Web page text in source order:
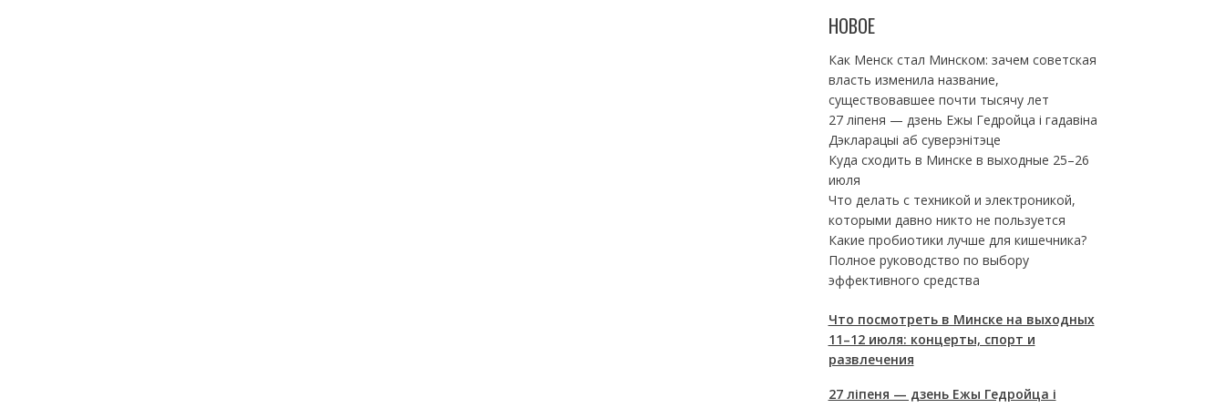
НОВОЕ
Как Менск стал Минском: зачем советская
власть изменила название,
существовавшее почти тысячу лет
27 ліпеня — дзень Ежы Гедройца і гадавіна
Дэкларацыі аб суверэнітэце
Куда сходить в Минске в выходные 25–26
июля
Что делать с техникой и электроникой,
которыми давно никто не пользуется
Какие пробиотики лучше для кишечника?
Полное руководство по выбору
эффективного средства
Что посмотреть в Минске на выходных
11–12 июля: концерты, спорт и
развлечения
27 ліпеня — дзень Ежы Гедройца і